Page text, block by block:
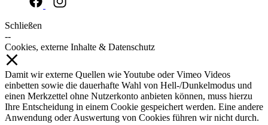
Schließen
--
Cookies, externe Inhalte & Datenschutz
Damit wir externe Quellen wie Youtube oder Vimeo Videos
einbetten sowie die dauerhafte Wahl von Hell-/Dunkelmodus und
einen Merkzettel ohne Nutzerkonto anbieten können, muss hierzu
Ihre Entscheidung in einem Cookie gespeichert werden. Eine andere
Anwendung oder Auswertung von Cookies führen wir nicht durch.